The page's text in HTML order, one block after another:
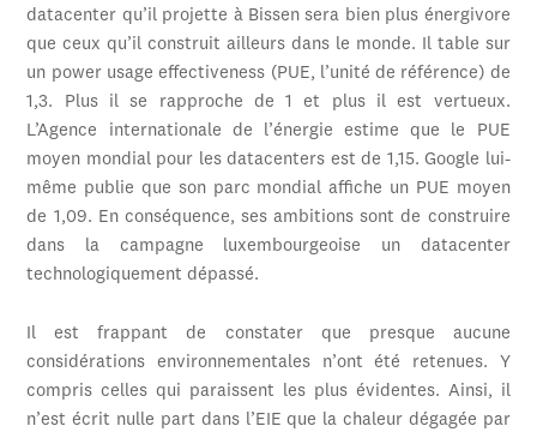
datacenter qu’il projette à Bissen sera bien plus énergivore
que ceux qu’il construit ailleurs dans le monde. Il table sur
un power usage effectiveness (PUE, l’unité de référence) de
1,3. Plus il se rapproche de 1 et plus il est vertueux.
L’Agence internationale de l’énergie estime que le PUE
moyen mondial pour les datacenters est de 1,15. Google lui-
même publie que son parc mondial affiche un PUE moyen
de 1,09. En conséquence, ses ambitions sont de construire
dans la campagne luxembourgeoise un datacenter
technologiquement dépassé.
Il est frappant de constater que presque aucune
considérations environnementales n’ont été retenues. Y
compris celles qui paraissent les plus évidentes. Ainsi, il
n’est écrit nulle part dans l’EIE que la chaleur dégagée par